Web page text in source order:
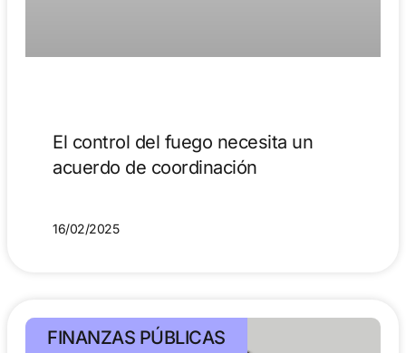
El control del fuego necesita un
acuerdo de coordinación
16/02/2025
FINANZAS PÚBLICAS